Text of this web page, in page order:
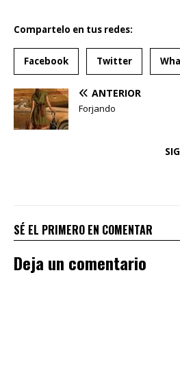
Compartelo en tus redes:
Facebook Twitter
ANTERIOR
Forjando
SÉ EL PRIMERO EN COMENTAR
Deja un comentario